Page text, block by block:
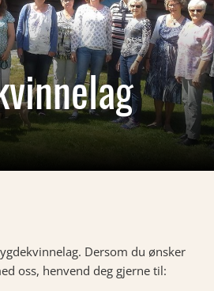
Dersom du ønsker
oss, henvend deg gjerne til: